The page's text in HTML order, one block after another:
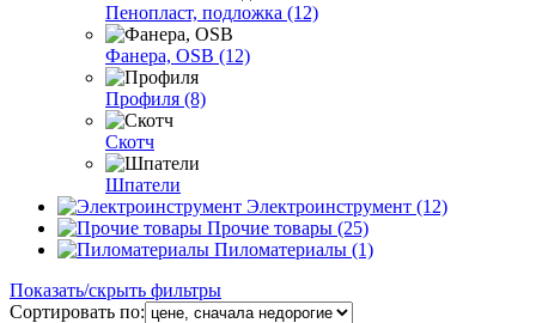
Пенопласт, подложка (12)
Фанера, OSB (12)
Профиля (8)
Скотч
Шпатели
Электроинструмент (12)
Прочие товары (25)
Пиломатериалы (1)
Показать/скрыть фильтры
Сортировать по: